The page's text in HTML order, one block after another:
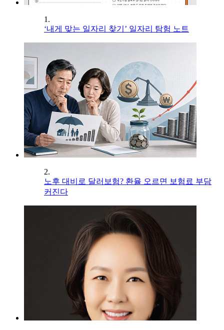
1.
‘내게 맞는 일자리 찾기’ 일자리 탐험 노트
2.
노후 대비로 달러보험? 환율 오르면 보험료 부담
커진다